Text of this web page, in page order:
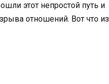
этот непростой путь и
отношений. Вот что из